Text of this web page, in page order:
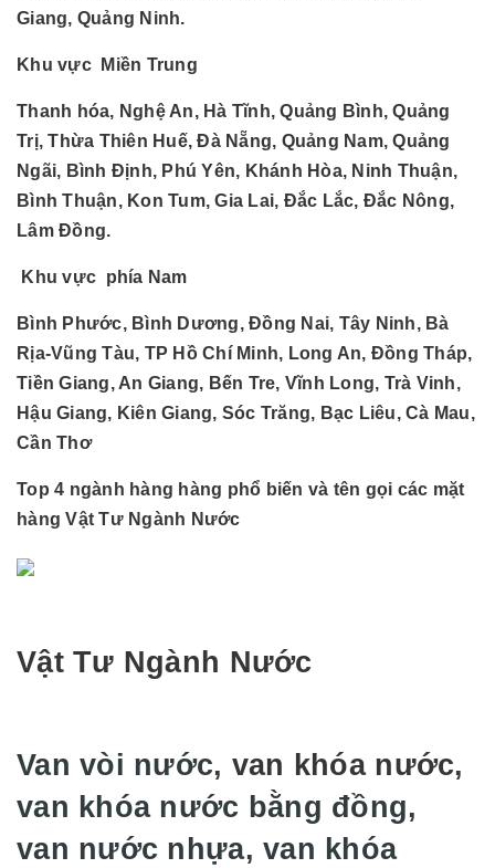
Giang, Quảng Ninh.
Khu vực Miền Trung
Thanh hóa, Nghệ An, Hà Tĩnh, Quảng Bình, Quảng
Trị, Thừa Thiên Huế, Đà Nẵng, Quảng Nam, Quảng
Ngãi, Bình Định, Phú Yên, Khánh Hòa, Ninh Thuận,
Bình Thuận, Kon Tum, Gia Lai, Đắc Lắc, Đắc Nông,
Lâm Đồng.
Khu vực phía Nam
Bình Phước, Bình Dương, Đồng Nai, Tây Ninh, Bà
Rịa-Vũng Tàu, TP Hồ Chí Minh, Long An, Đồng Tháp,
Tiền Giang, An Giang, Bến Tre, Vĩnh Long, Trà Vinh,
Hậu Giang, Kiên Giang, Sóc Trăng, Bạc Liêu, Cà Mau,
Cần Thơ
Top 4 ngành hàng hàng phổ biến và tên gọi các mặt
hàng Vật Tư Ngành Nước
Vật Tư Ngành Nước
Van vòi nước, van khóa nước,
van khóa nước bằng đồng,
van nước nhựa, van khóa